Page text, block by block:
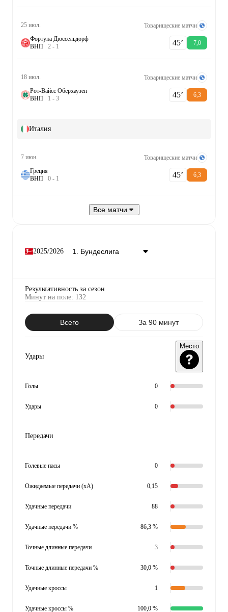
25 июл.
Товарищеские матчи
Фортуна Дюссельдорф
ВНП 2 - 1 45‎’‎ 7,0
18 июл.
Товарищеские матчи
Рот-Вайсс Оберхаузен
ВНП 1 - 3 45‎’‎ 6,3
Италия
7 июн.
Товарищеские матчи
Греция
ВНП 0 - 1 45‎’‎ 6,3
Все матчи
2025/2026
Результативность за сезон
Минут на поле: 132
Всего За 90 минут
Удары
Место
Голы 0
Удары 0
Передачи
Голевые пасы 0
Ожидаемые передачи (xA) 0,15
Удачные передачи 88
Удачные передачи % 86,3 %
Точные длинные передачи 3
Точные длинные передачи % 30,0 %
Удачные кроссы 1
Удачные кроссы % 100,0 %